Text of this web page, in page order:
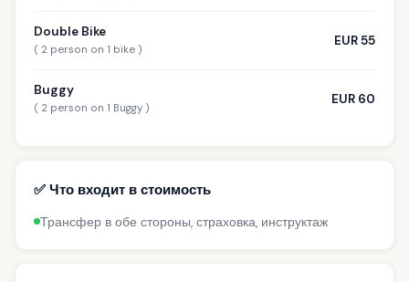
Double Bike
( 2 person on 1 bike )
EUR 55
Buggy
( 2 person on 1 Buggy )
EUR 60
✅ Что входит в стоимость
Трансфер в обе стороны, страховка, инструктаж